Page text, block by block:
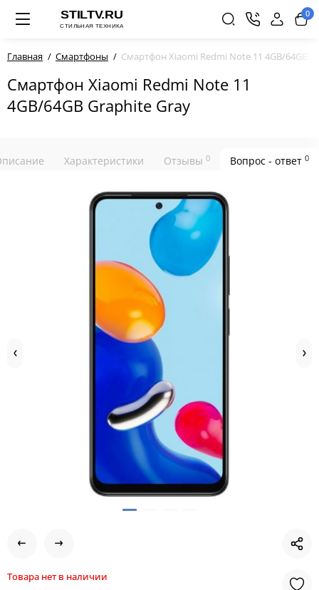
0
Главная Смартфоны Смартфон Xiaomi Redmi Note 11 4GB/64GB
Смартфон Xiaomi Redmi Note 11
4GB/64GB Graphite Gray
Характеристики Отзывы 0 Вопрос - ответ 0
Товара нет в наличии